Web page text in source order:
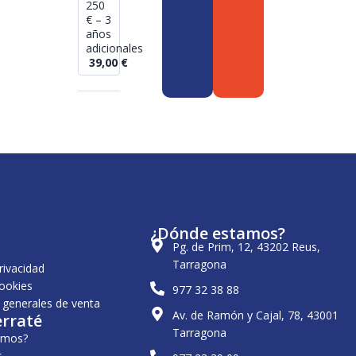
250
€ – 3
años
adicionales
39,00 €
de venta
¿Dónde estamos?
Pg. de Prim, 12, 43202 Reus,
Tarragona
977 32 38 88
Av. de Ramón y Cajal, 78, 43001
Tarragona